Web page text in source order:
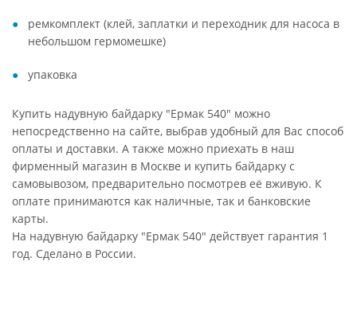
ремкомплект (клей, заплатки и переходник для насоса в
небольшом гермомешке)
упаковка
Купить надувную байдарку "Ермак 540" можно
непосредственно на сайте, выбрав удобный для Вас способ
оплаты и доставки. А также можно приехать в наш
фирменный магазин в Москве и купить байдарку с
самовывозом, предварительно посмотрев её вживую. К
оплате принимаются как наличные, так и банковские
карты.
На надувную байдарку "Ермак 540" действует гарантия 1
год. Сделано в России.